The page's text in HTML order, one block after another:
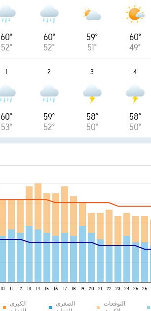
60°
52°
60°
52°
59°
51°
60°
49°
1
60°
53°
2
59°
52°
3
58°
50°
4
58°
50°
10 11 12 13 14 15 16 17 18 19 20 21 22 23 24 25 26
الكبرى
الصغرى
التوقعات